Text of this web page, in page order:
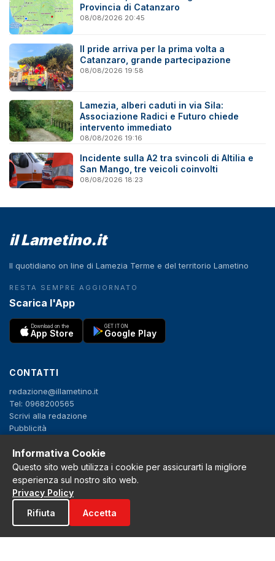
Provincia di Catanzaro
08/08/2026 20:45
Il pride arriva per la prima volta a
Catanzaro, grande partecipazione
08/08/2026 19:58
Lamezia, alberi caduti in via Sila:
Associazione Radici e Futuro chiede
intervento immediato
08/08/2026 19:16
Incidente sulla A2 tra svincoli di Altilia e
San Mango, tre veicoli coinvolti
08/08/2026 18:23
il Lametino.it
Il quotidiano on line di Lamezia Terme e del territorio Lametino
RESTA SEMPRE AGGIORNATO
Scarica l'App
Download on the
App Store
GET IT ON
Google Play
CONTATTI
redazione@illametino.it
Tel: 0968200565
Scrivi alla redazione
Pubblicità
SEGUICI
f X IG YT
Privacy Policy
Cookie Policy
Note legali
Informativa Cookie
Questo sito web utilizza i cookie per assicurarti la migliore
esperienza sul nostro sito web.
Privacy Policy
Rifiuta
Accetta